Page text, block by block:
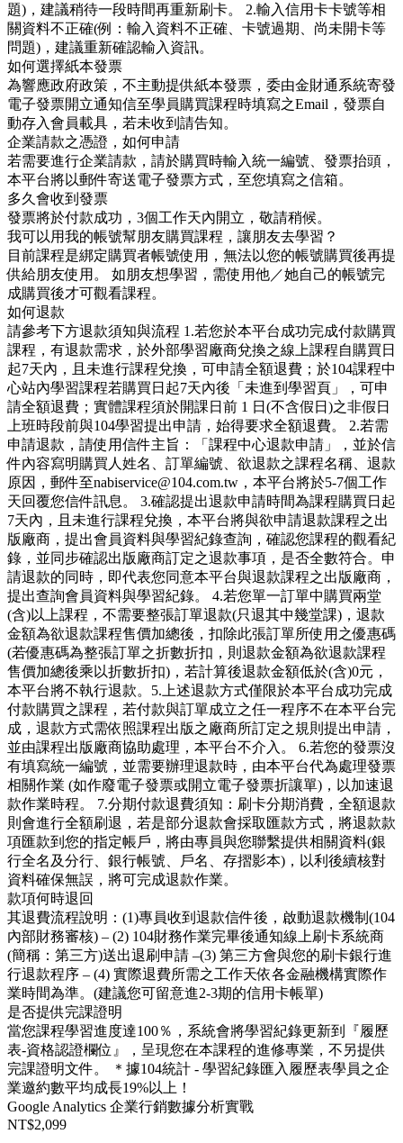
題)，建議稍待一段時間再重新刷卡。 2.輸入信用卡卡號等相
關資料不正確(例：輸入資料不正確、卡號過期、尚未開卡等
問題)，建議重新確認輸入資訊。
如何選擇紙本發票
為響應政府政策，不主動提供紙本發票，委由金財通系統寄發
電子發票開立通知信至學員購買課程時填寫之Email，發票自
動存入會員載具，若未收到請告知。
企業請款之憑證，如何申請
若需要進行企業請款，請於購買時輸入統一編號、發票抬頭，
本平台將以郵件寄送電子發票方式，至您填寫之信箱。
多久會收到發票
發票將於付款成功，3個工作天內開立，敬請稍候。
我可以用我的帳號幫朋友購買課程，讓朋友去學習？
目前課程是綁定購買者帳號使用，無法以您的帳號購買後再提
供給朋友使用。 如朋友想學習，需使用他／她自己的帳號完
成購買後才可觀看課程。
如何退款
請參考下方退款須知與流程 1.若您於本平台成功完成付款購買
課程，有退款需求，於外部學習廠商兌換之線上課程自購買日
起7天內，且未進行課程兌換，可申請全額退費；於104課程中
心站內學習課程若購買日起7天內後「未進到學習頁」，可申
請全額退費；實體課程須於開課日前 1 日(不含假日)之非假日
上班時段前與104學習提出申請，始得要求全額退費。 2.若需
申請退款，請使用信件主旨：「課程中心退款申請」，並於信
件內容寫明購買人姓名、訂單編號、欲退款之課程名稱、退款
原因，郵件至nabiservice@104.com.tw，本平台將於5-7個工作
天回覆您信件訊息。 3.確認提出退款申請時間為課程購買日起
7天內，且未進行課程兌換，本平台將與欲申請退款課程之出
版廠商，提出會員資料與學習紀錄查詢，確認您課程的觀看紀
錄，並同步確認出版廠商訂定之退款事項，是否全數符合。申
請退款的同時，即代表您同意本平台與退款課程之出版廠商，
提出查詢會員資料與學習紀錄。 4.若您單一訂單中購買兩堂
(含)以上課程，不需要整張訂單退款(只退其中幾堂課)，退款
金額為欲退款課程售價加總後，扣除此張訂單所使用之優惠碼
(若優惠碼為整張訂單之折數折扣，則退款金額為欲退款課程
售價加總後乘以折數折扣)，若計算後退款金額低於(含)0元，
本平台將不執行退款。5.上述退款方式僅限於本平台成功完成
付款購買之課程，若付款與訂單成立之任一程序不在本平台完
成，退款方式需依照課程出版之廠商所訂定之規則提出申請，
並由課程出版廠商協助處理，本平台不介入。 6.若您的發票沒
有填寫統一編號，並需要辦理退款時，由本平台代為處理發票
相關作業 (如作廢電子發票或開立電子發票折讓單)，以加速退
款作業時程。 7.分期付款退費須知：刷卡分期消費，全額退款
則會進行全額刷退，若是部分退款會採取匯款方式，將退款款
項匯款到您的指定帳戶，將由專員與您聯繫提供相關資料(銀
行全名及分行、銀行帳號、戶名、存摺影本)，以利後續核對
資料確保無誤，將可完成退款作業。
款項何時退回
其退費流程說明：(1)專員收到退款信件後，啟動退款機制(104
內部財務審核) – (2) 104財務作業完畢後通知線上刷卡系統商
(簡稱：第三方)送出退刷申請 –(3) 第三方會與您的刷卡銀行進
行退款程序 – (4) 實際退費所需之工作天依各金融機構實際作
業時間為準。(建議您可留意進2-3期的信用卡帳單)
是否提供完課證明
當您課程學習進度達100％，系統會將學習紀錄更新到『履歷
表-資格認證欄位』，呈現您在本課程的進修專業，不另提供
完課證明文件。 ＊據104統計 - 學習紀錄匯入履歷表學員之企
業邀約數平均成長19%以上！
Google Analytics 企業行銷數據分析實戰
NT$2,099